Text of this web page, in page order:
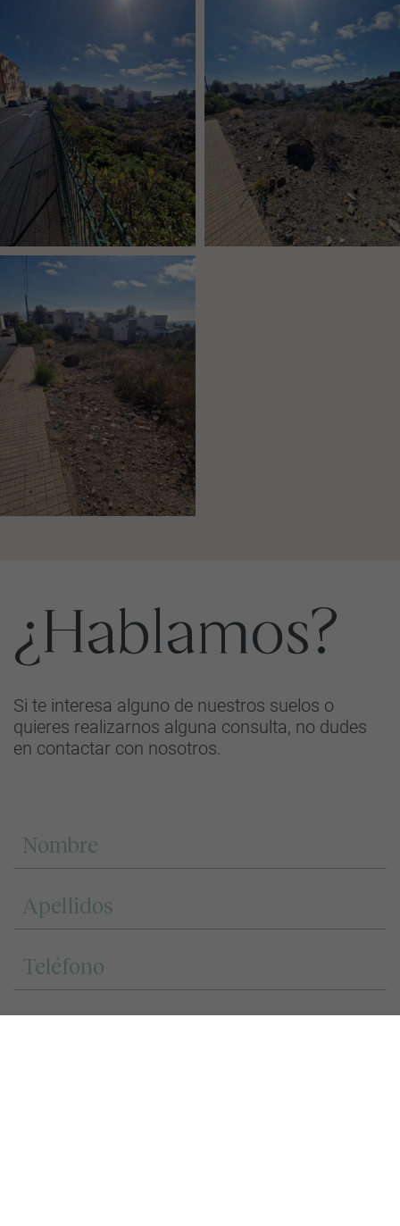
¿Hablamos?
Si te interesa alguno de nuestros suelos o
quieres realizarnos alguna consulta, no dudes
en contactar con nosotros.